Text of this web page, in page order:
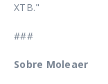
XTB."
###
Sobre Moleaer